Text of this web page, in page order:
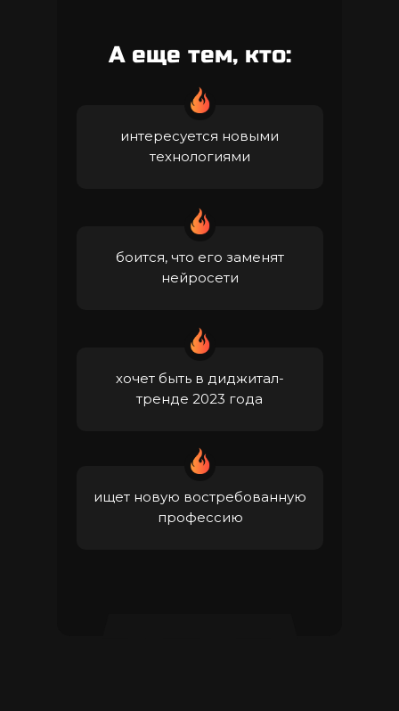
интересуется новыми
технологиями
боится, что его заменят
нейросети
хочет быть в диджитал-
тренде 2023 года
ищет новую востребованную
профессию
А еще тем, кто: